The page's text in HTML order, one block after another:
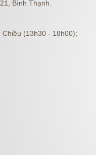
Bình Thạnh.
(13h30 - 18h00);